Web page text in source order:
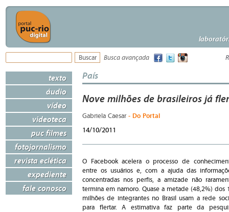
Busca avançada
texto
áudio
vídeo
videoteca
puc filmes
fotojornalismo
revista eclética
expediente
fale conosco
País
Nove milhões de brasileiros já
Gabriela Caesar - Do Portal
14/10/2011
O Facebook acelera o processo de
entre os usuários e, com a ajuda das
concentradas nos perfis, a amizade não
termina em namoro. Quase a metade (48,2%) dos
milhões de integrantes no Brasil usam a rede
para flertar. A estimativa faz parte da